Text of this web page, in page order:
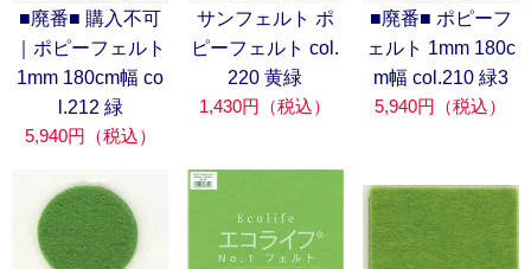
■廃番■ 購入不可
｜ポピーフェルト
1mm 180cm幅 co
l.212 緑
5,940円（税込）
サンフェルト ポ
ピーフェルト col.
220 黄緑
1,430円（税込）
■廃番■ ポピーフ
ェルト 1mm 180c
m幅 col.210 緑3
5,940円（税込）